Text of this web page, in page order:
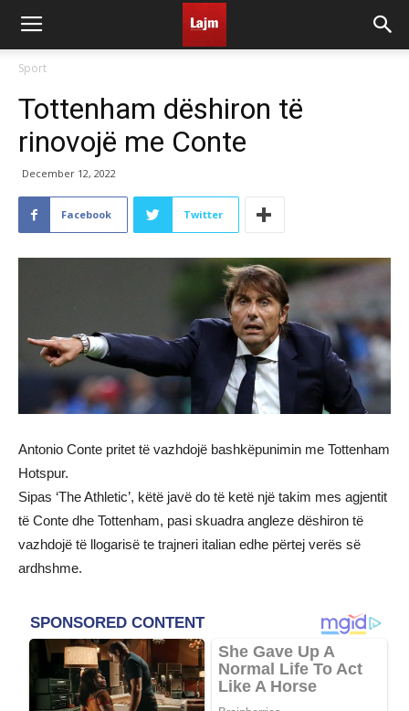
Sport
Tottenham dëshiron të
rinovojë me Conte
December 12, 2022
Facebook Twitter
Antonio Conte pritet të vazhdojë bashkëpunimin me Tottenham
Hotspur.
Sipas ‘The Athletic’, këtë javë do të ketë një takim mes agjentit
të Conte dhe Tottenham, pasi skuadra angleze dëshiron të
vazhdojë të llogarisë te trajneri italian edhe përtej verës së
ardhshme.